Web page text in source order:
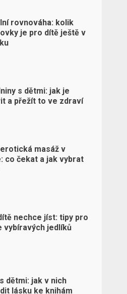
rovnováha: kolik
je pro dítě ještě v
s dětmi: jak je
a přežít to ve zdraví
masáž v
co čekat a jak vybrat
nechce jíst: tipy pro
vybíravých jedlíků
dětmi: jak v nich
lásku ke knihám